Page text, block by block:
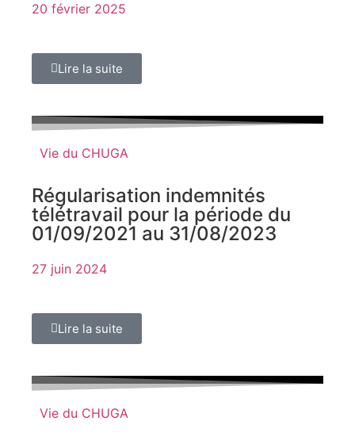
20 février 2025
Lire la suite
Vie du CHUGA
Régularisation indemnités
télétravail pour la période du
01/09/2021 au 31/08/2023
27 juin 2024
Lire la suite
Vie du CHUGA